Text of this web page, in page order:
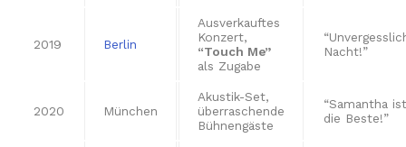
2019 Berlin
Ausverkauftes
Konzert,
“Touch Me”
als Zugabe
Nacht!”
2020 München
Akustik-Set,
überraschende
Bühnengäste
“Samantha ist
die Beste!”